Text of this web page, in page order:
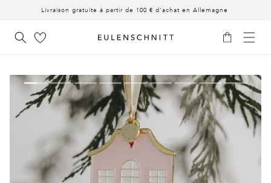
Livraison gratuite à partir de 100 € d'achat en Allemagne